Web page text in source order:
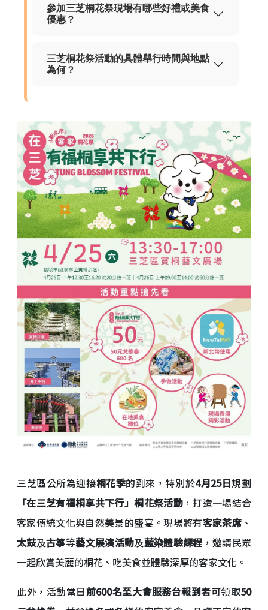
參加三芝桐花祭現場有哪些好禮或美食
優惠？
三芝桐花祭活動的具體舉行時間與地點
為何？
三芝區公所為迎接桐花季的到來，特別於4月25日規劃
「在三芝有福桐享共下行」桐花祭活動，打造一場結合
客家傳統文化與自然美景的盛宴。現場將有客家茶席 、
太鼓及古箏等藝文展演活動及藍染體驗課程 ，邀請民眾
一起欣賞美麗的桐花、吃美食並體驗深厚的客家文化。
此外，活動當日前600名至大會服務台報到者可領取50